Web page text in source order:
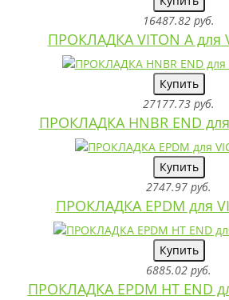
16487.82 руб.
ПРОКЛАДКА VITON A для
Купить
27177.73 руб.
ПРОКЛАДКА HNBR END для
Купить
2747.97 руб.
ПРОКЛАДКА EPDM для
Купить
6885.02 руб.
ПРОКЛАДКА EPDM HT END